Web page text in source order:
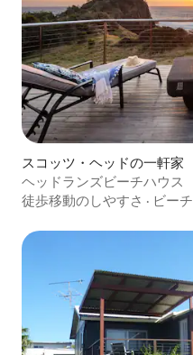
スコッツ・ヘッドの一軒家
ヘッドランズビーチハウス
徒歩移動のしやすさ · ビーチ